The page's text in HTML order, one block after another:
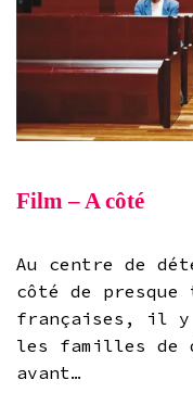
Film – A côté
Au centre de
côté de
françaises, il y
les familles de
avant…